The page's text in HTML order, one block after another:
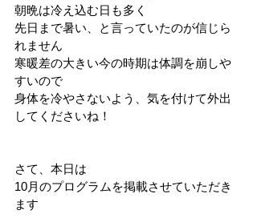
朝晩は冷え込む日も多く
先日まで暑い、と言っていたのが信じら
れません
寒暖差の大きい今の時期は体調を崩しや
すいので
身体を冷やさないよう、気を付けて外出
してくださいね！
さて、本日は
10月のプログラムを掲載させていただき
ます